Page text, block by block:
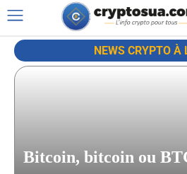
NEWS CRYPTO À
Bitcoin, bitcoin ou